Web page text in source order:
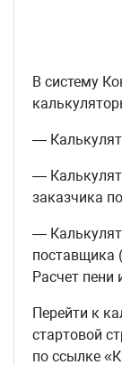
В систему
—
—
заказчика
—
поставщика
Расчет пени
Перейти к
стартовой
по ссылке